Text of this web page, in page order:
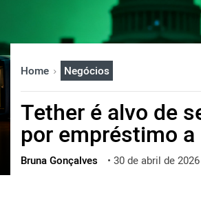
русский
العربية
ไทย
ქართული
Home Negócios
Tether é alvo de
por empréstimo
Bruna Gonçalves • 30 de abril de 2026